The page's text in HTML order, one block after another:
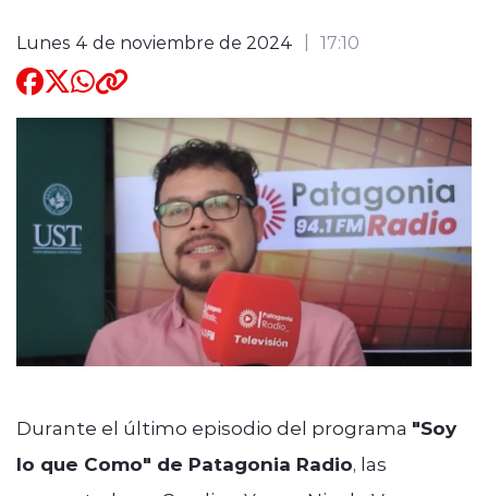
Lunes 4 de noviembre de 2024 17:10
Durante el último episodio del programa "Soy
lo que Como" de Patagonia Radio, las